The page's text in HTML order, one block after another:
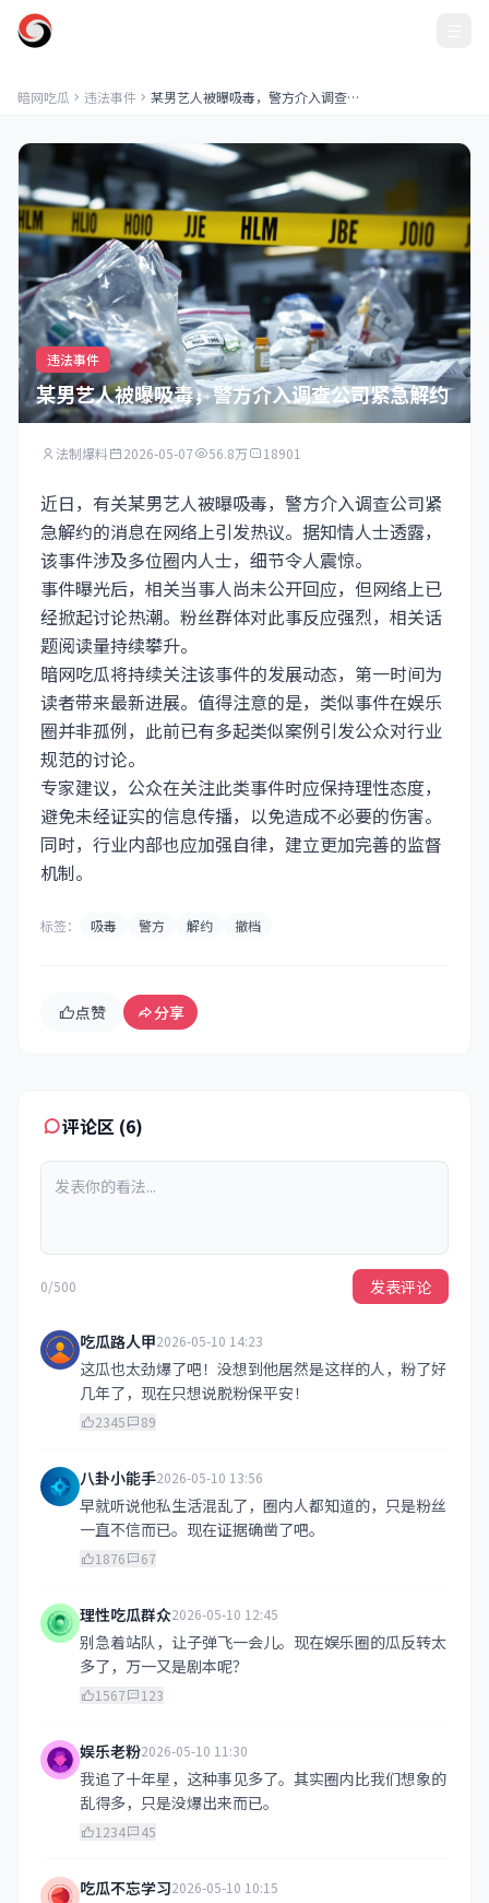
暗网吃瓜 违法事件 某男艺人被曝吸毒，警方介入调查公司紧急解约
违法事件
某男艺人被曝吸毒，警方介入调查公司紧急解约
法制爆料 2026-05-07 56.8万 18901
近日，有关某男艺人被曝吸毒，警方介入调查公司紧
急解约的消息在网络上引发热议。据知情人士透露，
该事件涉及多位圈内人士，细节令人震惊。
事件曝光后，相关当事人尚未公开回应，但网络上已
经掀起讨论热潮。粉丝群体对此事反应强烈，相关话
题阅读量持续攀升。
暗网吃瓜将持续关注该事件的发展动态，第一时间为
读者带来最新进展。值得注意的是，类似事件在娱乐
圈并非孤例，此前已有多起类似案例引发公众对行业
规范的讨论。
专家建议，公众在关注此类事件时应保持理性态度，
避免未经证实的信息传播，以免造成不必要的伤害。
同时，行业内部也应加强自律，建立更加完善的监督
机制。
标签： 吸毒 警方 解约 撤档
点赞 分享
评论区 (6)
0/500 发表评论
吃瓜路人甲2026-05-10 14:23
这瓜也太劲爆了吧！没想到他居然是这样的人，粉了好
几年了，现在只想说脱粉保平安！
2345 89
八卦小能手2026-05-10 13:56
早就听说他私生活混乱了，圈内人都知道的，只是粉丝
一直不信而已。现在证据确凿了吧。
1876 67
理性吃瓜群众2026-05-10 12:45
别急着站队，让子弹飞一会儿。现在娱乐圈的瓜反转太
多了，万一又是剧本呢？
1567 123
娱乐老粉2026-05-10 11:30
我追了十年星，这种事见多了。其实圈内比我们想象的
乱得多，只是没爆出来而已。
1234 45
吃瓜不忘学习2026-05-10 10:15